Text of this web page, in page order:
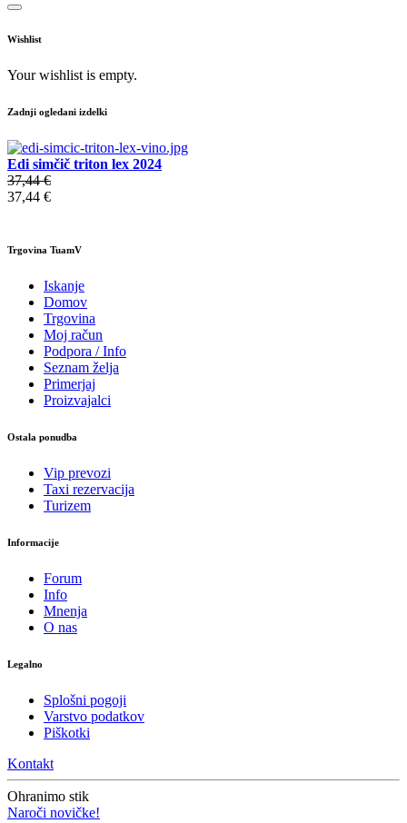
Wishlist
Your wishlist is empty.
Zadnji ogledani izdelki
Edi simčič triton lex 2024
37,44 €
37,44 €
Trgovina TuamV
Iskanje
Domov
Trgovina
Moj račun
Podpora / Info
Seznam želja
Primerjaj
Proizvajalci
Ostala ponudba
Vip prevozi
Taxi rezervacija
Turizem
Informacije
Forum
Info
Mnenja
O nas
Legalno
Splošni pogoji
Varstvo podatkov
Piškotki
Kontakt
Ohranimo stik
Naroči novičke!